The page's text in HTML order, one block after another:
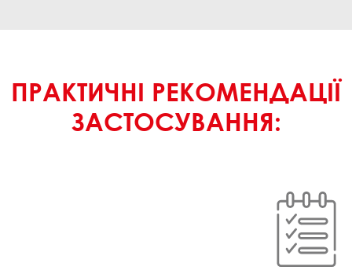
ПРАКТИЧНІ РЕКОМЕНДАЦІЇ
ЗАСТОСУВАННЯ: